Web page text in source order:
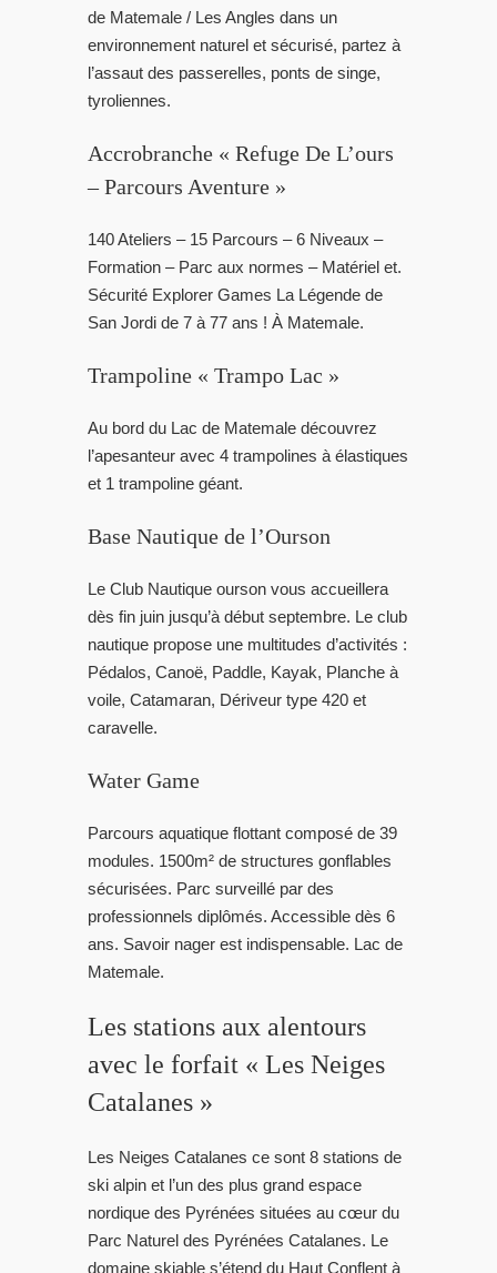
de Matemale / Les Angles dans un
environnement naturel et sécurisé, partez à
l’assaut des passerelles, ponts de singe,
tyroliennes.
Accrobranche « Refuge De L’ours
– Parcours Aventure »
140 Ateliers – 15 Parcours – 6 Niveaux –
Formation – Parc aux normes – Matériel et.
Sécurité Explorer Games La Légende de
San Jordi de 7 à 77 ans ! À Matemale.
Trampoline « Trampo Lac »
Au bord du Lac de Matemale découvrez
l’apesanteur avec 4 trampolines à élastiques
et 1 trampoline géant.
Base Nautique de l’Ourson
Le Club Nautique ourson vous accueillera
dès fin juin jusqu’à début septembre. Le club
nautique propose une multitudes d’activités :
Pédalos, Canoë, Paddle, Kayak, Planche à
voile, Catamaran, Dériveur type 420 et
caravelle.
Water Game
Parcours aquatique flottant composé de 39
modules. 1500m² de structures gonflables
sécurisées. Parc surveillé par des
professionnels diplômés. Accessible dès 6
ans. Savoir nager est indispensable. Lac de
Matemale.
Les stations aux alentours
avec le forfait « Les Neiges
Catalanes »
Les Neiges Catalanes ce sont 8 stations de
ski alpin et l’un des plus grand espace
nordique des Pyrénées situées au cœur du
Parc Naturel des Pyrénées Catalanes. Le
domaine skiable s’étend du Haut Conflent à